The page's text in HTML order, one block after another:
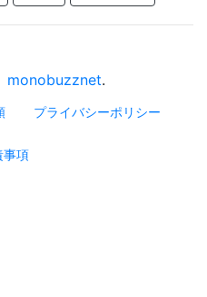
monobuzznet.
プライバシーポリシー
事項